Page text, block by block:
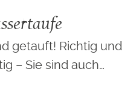
getauft! Richtig und
– Sie sind auch…